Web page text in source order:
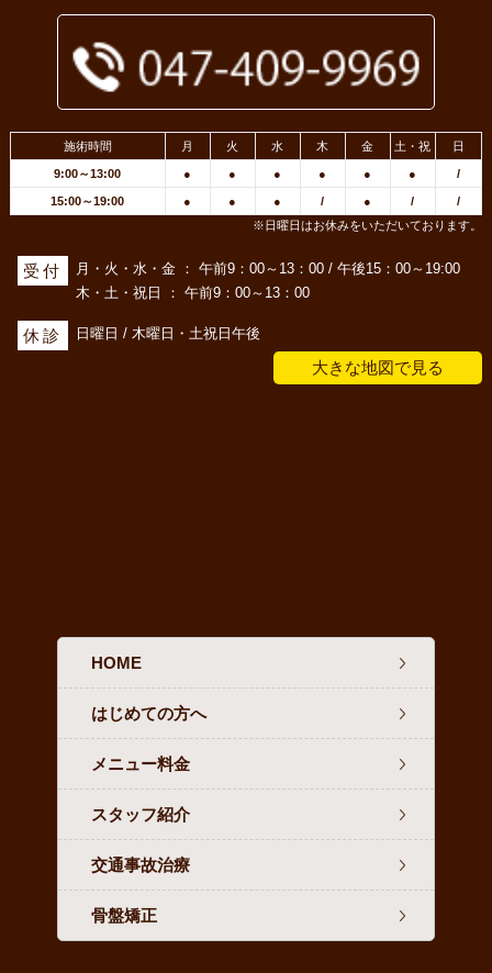
施術時間 月 火 水 木 金 土・祝 日
9:00～13:00 ● ● ● ● ● ● /
15:00～19:00 ● ● ● / ● /
/
※日曜日はお休みをいただいております。
受付
月・火・水・金 ： 午前9：00～13：00 / 午後15：00～19:00
木・土・祝日 ： 午前9：00～13：00
休診 日曜日 / 木曜日・土祝日午後
大きな地図で見る
HOME
はじめての方へ
メニュー料金
スタッフ紹介
交通事故治療
骨盤矯正